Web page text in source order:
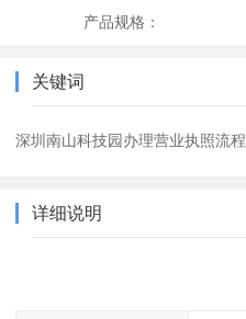
产品规格：
关键词
深圳南山科技园办理营业执照流程
详细说明